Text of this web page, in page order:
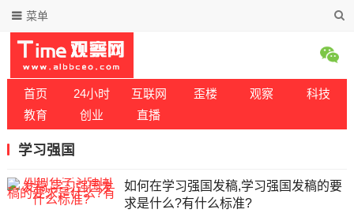
菜单
首页 24小时 互联网 歪楼 观察
科技
教育
创业 直播
学习强国
如何在学习强国发稿,学习强国发稿的要
求是什么?有什么标准?